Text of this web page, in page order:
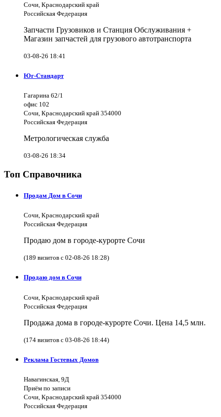
Сочи, Краснодарский край
Российская Федерация
Запчасти Грузовиков и Станция Обслуживания +
Магазин запчастей для грузового автотранспорта
03-08-26 18:41
Юг-Стандарт
Гагарина 62/1
офис 102
Сочи, Краснодарский край 354000
Российская Федерация
Метрологическая служба
03-08-26 18:34
Топ Справочника
Продам Дом в Сочи
Сочи, Краснодарский край
Российская Федерация
Продаю дом в городе-курорте Сочи
(189 визитов с 02-08-26 18:28)
Продаю дом в Сочи
Сочи, Краснодарский край
Российская Федерация
Продажа дома в городе-курорте Сочи. Цена 14,5 млн.
(174 визитов с 03-08-26 18:44)
Реклама Гостевых Домов
Навагинская, 9Д
Приём по записи
Сочи, Краснодарский край 354000
Российская Федерация